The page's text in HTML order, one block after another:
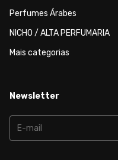
Perfumes Árabes
NICHO / ALTA PERFUMARIA
Mais categorias
Newsletter